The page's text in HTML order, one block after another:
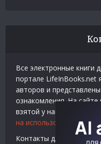
Все электронные книги
портале LifeInBooks.net
авторов и
ознакомления. На сайте
взятой у нашего
на использование
Контакты для связи по